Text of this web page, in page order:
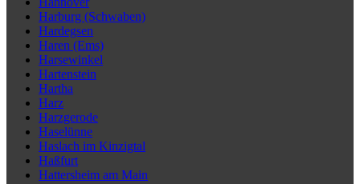
Harburg (Schwaben)
Hardegsen
Haren (Ems)
Harsewinkel
Hartenstein
Hartha
Harz
Harzgerode
Haselünne
Haslach im Kinzigtal
Haßfurt
Hattersheim am Main